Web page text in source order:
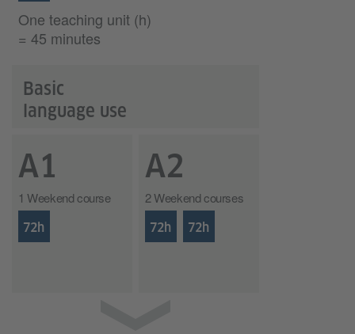
One teaching unit (h)
= 45 minutes
72h
A1
1 Weekend course
72h 72h
A2
2 Weekend courses
Basic
language use